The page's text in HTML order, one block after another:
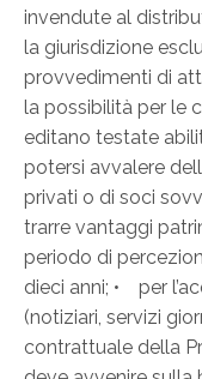
invendute al
la giurisdizione
provvedimenti di
la possibilità per le
editano testate
potersi avvalere
privati o di soci
trarre vantaggi
periodo di
dieci anni; • per
(notiziari, servizi
contrattuale della